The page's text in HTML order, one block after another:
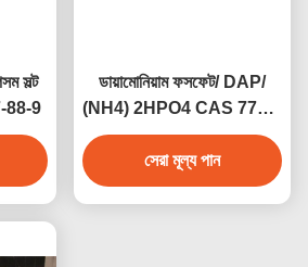
সল্ট
88-9
ডায়ামোনিয়াম ফসফেট/ DAP/
(NH4) 2HPO4 CAS 7783-
28-0
সেরা মূল্য পান